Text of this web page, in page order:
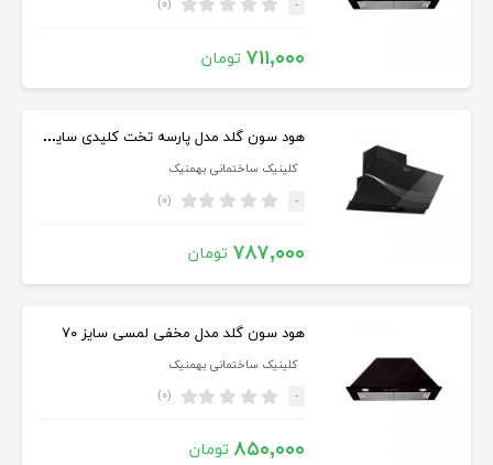
- (۰)
۷۱۱,۰۰۰ تومان
هود سون گلد مدل پارسه تخت کلیدی سایز ۸۰
کلینیک ساختمانی بهمنیک
- (۰)
۷۸۷,۰۰۰ تومان
هود سون گلد مدل مخفی لمسی سایز ۷۰
کلینیک ساختمانی بهمنیک
- (۰)
۸۵۰,۰۰۰ تومان